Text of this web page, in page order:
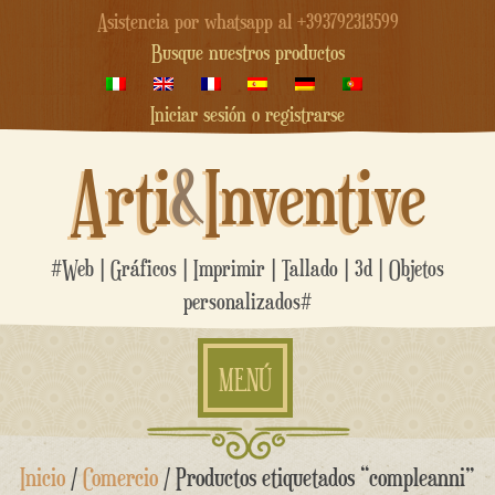
Asistencia por whatsapp al +393792313599
Busque nuestros productos
Iniciar sesión o registrarse
Arti&Inventive
#Web | Gráficos | Imprimir | Tallado | 3d | Objetos
personalizados#
MENÚ
saltar
Inicio /Comercio / Productos etiquetados “compleanni”